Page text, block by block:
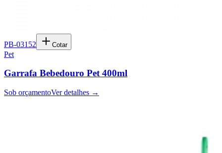
PB-03152 Cotar
Pet
Garrafa Bebedouro Pet 400ml
Sob orçamentoVer detalhes →